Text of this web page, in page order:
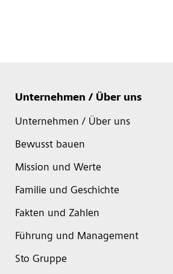
Unternehmen / Über uns
Unternehmen / Über uns
Bewusst bauen
Mission und Werte
Familie und Geschichte
Fakten und Zahlen
Führung und Management
Sto Gruppe